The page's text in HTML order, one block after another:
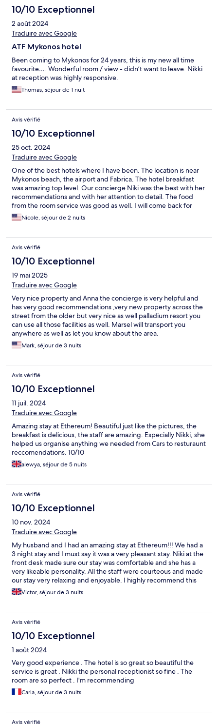
10/10 Exceptionnel
2 août 2024
Traduire avec Google
ATF Mykonos hotel
Been coming to Mykonos for 24 years, this is my new all time
favourite…. Wonderful room / view - didn’t want to leave. Nikki
at reception was highly responsive.
Thomas, séjour de 1 nuit
Avis vérifié
10/10 Exceptionnel
25 oct. 2024
Traduire avec Google
One of the best hotels where I have been. The location is near
Mykonos beach, the airport and Fabrica. The hotel breakfast
was amazing top level. Our concierge Niki was the best with her
recommendations and with her attention to detail. The food
from the room service was good as well. I will come back for
sure for my next visit.
Nicole, séjour de 2 nuits
Avis vérifié
10/10 Exceptionnel
19 mai 2025
Traduire avec Google
Very nice property and Anna the concierge is very helpful and
has very good recommendations ,very new property across the
street from the older but very nice as well palladium resort you
can use all those facilities as well. Marsel will transport you
anywhere as well as let you know about the area.
Mark, séjour de 3 nuits
Avis vérifié
10/10 Exceptionnel
11 juil. 2024
Traduire avec Google
Amazing stay at Ethereum! Beautiful just like the pictures, the
breakfast is delicious, the staff are amazing. Especially Nikki, she
helped us organise anything we needed from Cars to resturaunt
reccomendations. 10/10
alewya, séjour de 5 nuits
Avis vérifié
10/10 Exceptionnel
10 nov. 2024
Traduire avec Google
My husband and I had an amazing stay at Ethereum!!! We had a
3 night stay and I must say it was a very pleasant stay. Niki at the
front desk made sure our stay was comfortable and she has a
very likeable personality. All the staff were courteous and made
our stay very relaxing and enjoyable. I highly recommend this
place to anyone who is thinking of visiting Mykonos and looking
for an excellent place to stay. I will love come back here again.
Victor, séjour de 3 nuits
Avis vérifié
10/10 Exceptionnel
1 août 2024
Very good experience . The hotel is so great so beautiful the
service is great . Nikki the personal receptionist so fine . The
room are so perfect . I'm recommending
Carla, séjour de 3 nuits
Avis vérifié